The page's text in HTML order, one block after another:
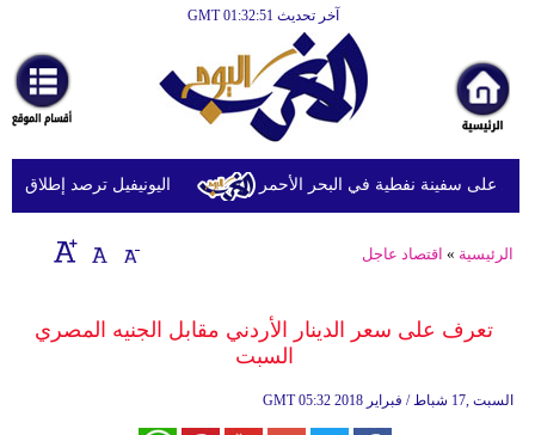
آخر تحديث GMT 01:32:51
أخبارعاجلة
رياضة
ثقافة
إقتصاد
وموسيقى
اليونيفيل ترصد إطلاق 113 مقذوفا إسرائيليا على لبنان خلال يوم واحد على سفينة نفطية في البحر الأحمر
الرئيسية » اقتصاد عاجل
تعرف على سعر الدينار الأردني مقابل الجنيه المصري
السبت
GMT 05:32 2018 السبت ,17 شباط / فبراير